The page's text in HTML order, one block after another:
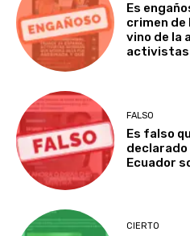
Es
crimen de
vino de la
activistas
FALSO
Es falso
declarado
Ecuador
CIERTO